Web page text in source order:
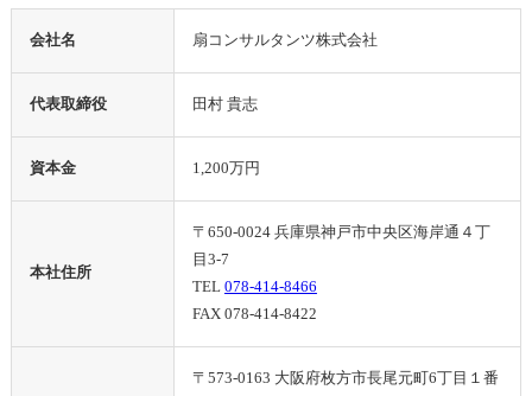
会社名 扇コンサルタンツ株式会社
代表取締役 田村 貴志
資本金 1,200万円
本社住所
〒650-0024 兵庫県神戸市中央区海岸通４丁
目3-7
TEL 078-414-8466
FAX 078-414-8422
〒573-0163 大阪府枚方市長尾元町6丁目１番